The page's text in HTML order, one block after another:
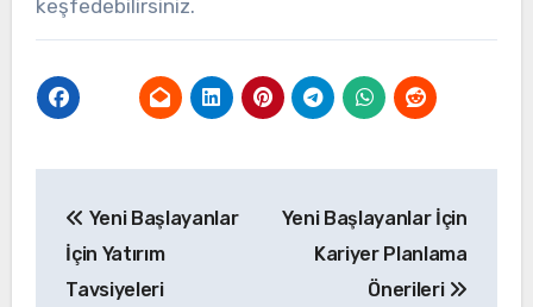
keşfedebilirsiniz.
gezinmesi
Yeni Başlayanlar
İçin Yatırım
Tavsiyeleri
Yeni Başlayanlar İçin
Kariyer Planlama
Önerileri